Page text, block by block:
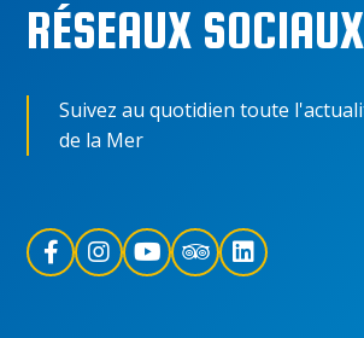
RÉSEAUX SOCIAUX
Suivez au quotidien toute
de la Mer